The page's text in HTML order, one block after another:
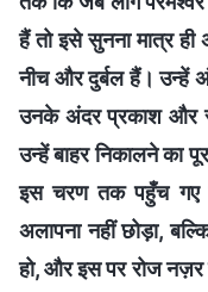
हैं तो इसे सुनना मात्र ही
नीच और दुर्बल हैं। उन्हें
उनके अंदर प्रकाश और
उन्हें बाहर निकालने का
इस चरण तक पहुँच गए
अलापना नहीं छोड़ा,
हो, और इस पर रोज